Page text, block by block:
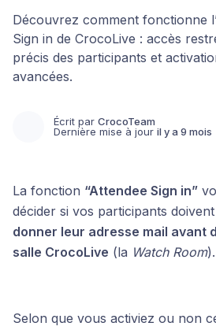
Découvrez comment fonctionne
Sign in de CrocoLive : accès
précis des participants et
avancées.
Écrit par CrocoTeam
Dernière mise à jour il y a 9 mois
La fonction “Attendee Sign in”
décider si vos participants
donner leur adresse mail avant
salle CrocoLive (la Watch Room).
Selon que vous activiez ou non